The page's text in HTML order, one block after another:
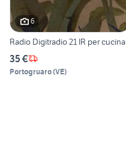
6
Radio Digitradio 21 IR per cucina
35 €
Portogruaro(VE)